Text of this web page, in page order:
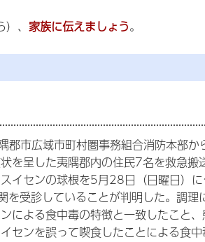
）、家族に伝えましょう。
市広域市町村圏事務組合消防本部
を呈した夷隅郡内の住民7名を救急
イセンの球根を5月28日（日曜日）
を受診していることが判明した。調
による食中毒の特徴と一致したこと
センを誤って喫食したことによる食中